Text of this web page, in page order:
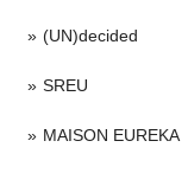
(UN)decided
SREU
MAISON EUREKA